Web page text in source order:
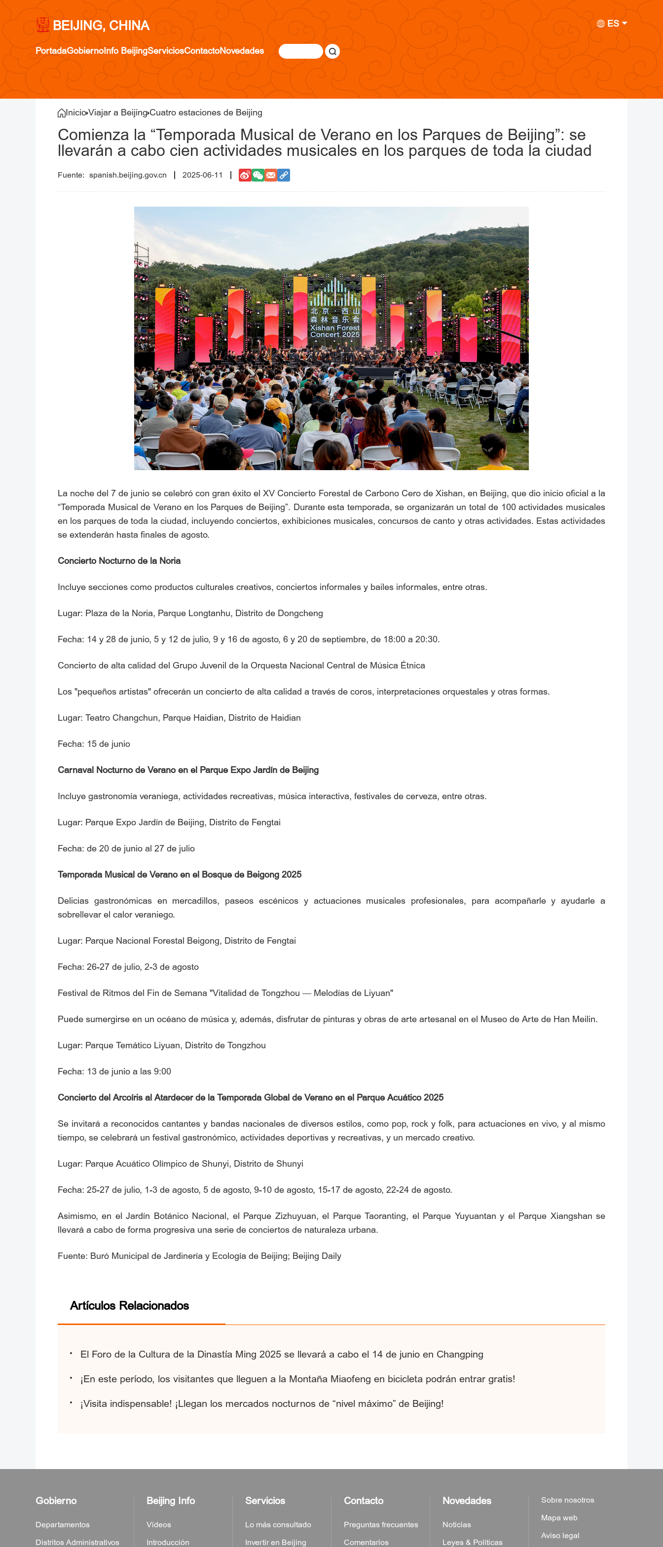
BEIJING, CHINA ES
PortadaGobiernoInfo BeijingServiciosContactoNovedades
InicioViajar a Beijing Cuatro estaciones de Beijing
Comienza la “Temporada Musical de Verano en los Parques de Beijing”: se
llevarán a cabo cien actividades musicales en los parques de toda la ciudad
spanish.beijing.gov.cn 2025-06-11
La noche del 7 de junio se celebró con gran éxito el XV Concierto Forestal de Carbono Cero de Xishan, en Beijing, que dio inicio oficial a la
“Temporada Musical de Verano en los Parques de Beijing”. Durante esta temporada, se organizarán un total de 100 actividades musicales
en los parques de toda la ciudad, incluyendo conciertos, exhibiciones musicales, concursos de canto y otras actividades. Estas actividades
se extenderán hasta finales de agosto.
Concierto Nocturno de la Noria
Incluye secciones como productos culturales creativos, conciertos informales y bailes informales, entre otras.
Lugar: Plaza de la Noria, Parque Longtanhu, Distrito de Dongcheng
Fecha: 14 y 28 de junio, 5 y 12 de julio, 9 y 16 de agosto, 6 y 20 de septiembre, de 18:00 a 20:30.
Concierto de alta calidad del Grupo Juvenil de la Orquesta Nacional Central de Música Étnica
Los "pequeños artistas" ofrecerán un concierto de alta calidad a través de coros, interpretaciones orquestales y otras formas.
Lugar: Teatro Changchun, Parque Haidian, Distrito de Haidian
Fecha: 15 de junio
Carnaval Nocturno de Verano en el Parque Expo Jardín de Beijing
Incluye gastronomía veraniega, actividades recreativas, música interactiva, festivales de cerveza, entre otras.
Lugar: Parque Expo Jardín de Beijing, Distrito de Fengtai
Fecha: de 20 de junio al 27 de julio
Temporada Musical de Verano en el Bosque de Beigong 2025
Delicias gastronómicas en mercadillos, paseos escénicos y actuaciones musicales profesionales, para acompañarle y ayudarle a
sobrellevar el calor veraniego.
Lugar: Parque Nacional Forestal Beigong, Distrito de Fengtai
Fecha: 26-27 de julio, 2-3 de agosto
Festival de Ritmos del Fin de Semana "Vitalidad de Tongzhou — Melodías de Liyuan"
Puede sumergirse en un océano de música y, además, disfrutar de pinturas y obras de arte artesanal en el Museo de Arte de Han Meilin.
Lugar: Parque Temático Liyuan, Distrito de Tongzhou
Fecha: 13 de junio a las 9:00
Concierto del Arcoíris al Atardecer de la Temporada Global de Verano en el Parque Acuático 2025
Se invitará a reconocidos cantantes y bandas nacionales de diversos estilos, como pop, rock y folk, para actuaciones en vivo, y al mismo
tiempo, se celebrará un festival gastronómico, actividades deportivas y recreativas, y un mercado creativo.
Lugar: Parque Acuático Olímpico de Shunyi, Distrito de Shunyi
Fecha: 25-27 de julio, 1-3 de agosto, 5 de agosto, 9-10 de agosto, 15-17 de agosto, 22-24 de agosto.
Asimismo, en el Jardín Botánico Nacional, el Parque Zizhuyuan, el Parque Taoranting, el Parque Yuyuantan y el Parque Xiangshan se
llevará a cabo de forma progresiva una serie de conciertos de naturaleza urbana.
Fuente: Buró Municipal de Jardinería y Ecología de Beijing; Beijing Daily
Artículos Relacionados
El Foro de la Cultura de la Dinastía Ming 2025 se llevará a cabo el 14 de junio en Changping
¡En este período, los visitantes que lleguen a la Montaña Miaofeng en bicicleta podrán entrar gratis!
¡Visita indispensable! ¡Llegan los mercados nocturnos de “nivel máximo” de Beijing!
Gobierno
Departamentos
Distritos Administrativos
Beijing Info
Vídeos
Introducción
Servicios
Lo más consultado
Invertir en Beijing
Contacto
Preguntas frecuentes
Comentarios
Novedades
Noticias
Leyes & Políticas
Sobre nosotros
Mapa web
Aviso legal